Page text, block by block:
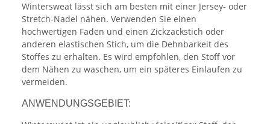
Wintersweat lässt sich am besten mit einer Jersey- oder
Stretch-Nadel nähen. Verwenden Sie einen
hochwertigen Faden und einen Zickzackstich oder
anderen elastischen Stich, um die Dehnbarkeit des
Stoffes zu erhalten. Es wird empfohlen, den Stoff vor
dem Nähen zu waschen, um ein späteres Einlaufen zu
vermeiden.
ANWENDUNGSGEBIET: